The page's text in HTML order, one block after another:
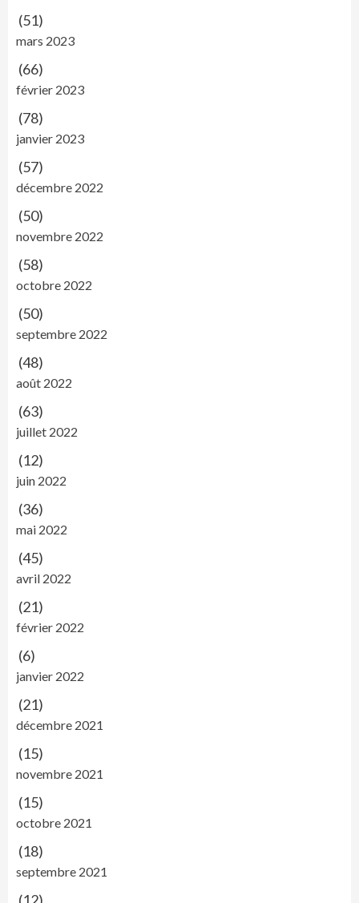
(51)
mars 2023
(66)
février 2023
(78)
janvier 2023
(57)
décembre 2022
(50)
novembre 2022
(58)
octobre 2022
(50)
septembre 2022
(48)
août 2022
(63)
juillet 2022
(12)
juin 2022
(36)
mai 2022
(45)
avril 2022
(21)
février 2022
(6)
janvier 2022
(21)
décembre 2021
(15)
novembre 2021
(15)
octobre 2021
(18)
septembre 2021